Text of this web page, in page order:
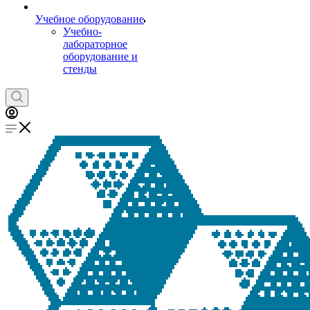
Учебное оборудование
Учебно-
лабораторное
оборудование и
стенды